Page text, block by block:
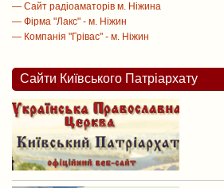
— Сайт радіоаматорів м. Ніжина
— Фірма "Лакс" - м. Ніжин
— Компанія "Грівас" - м. Ніжин
Сайти Київського Патріархату